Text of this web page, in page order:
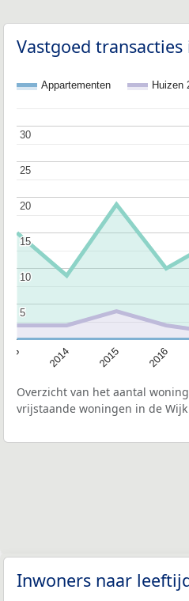
Vastgoed transacties
Appartementen Huizen
2014 2015 2016
5
5
10
10
15
15
20
20
25
25
30
30
Overzicht van het aantal
vrijstaande woningen in de
Inwoners naar